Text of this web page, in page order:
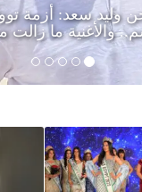
وليد سعد: أزمة
والأغنية ما زالت